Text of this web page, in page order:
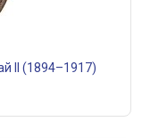
II (1894–1917)